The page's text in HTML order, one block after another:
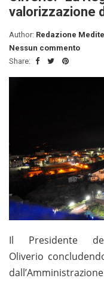
valorizzazione
Author: Redazione
Nessun commento
Share:
Il Presidente
Oliverio